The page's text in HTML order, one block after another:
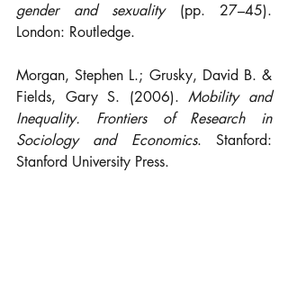
gender and sexuality (pp. 27–45).
London: Routledge.
Morgan, Stephen L.; Grusky, David B. &
Fields, Gary S. (2006). Mobility and
Inequality. Frontiers of Research in
Sociology and Economics. Stanford:
Stanford University Press.